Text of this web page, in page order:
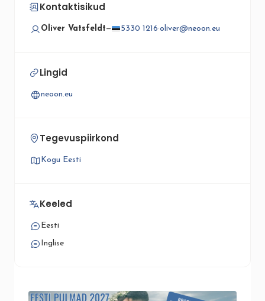
Kontaktisikud
Oliver Vatsfeldt— 5330 1216·oliver@neoon.eu
Lingid
neoon.eu
Tegevuspiirkond
Kogu Eesti
Keeled
Eesti
Inglise